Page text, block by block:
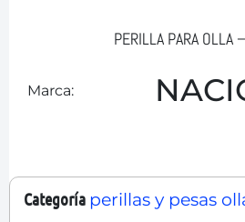
PERILLA PARA OLLA
Marca:
Categoría perillas y pesas